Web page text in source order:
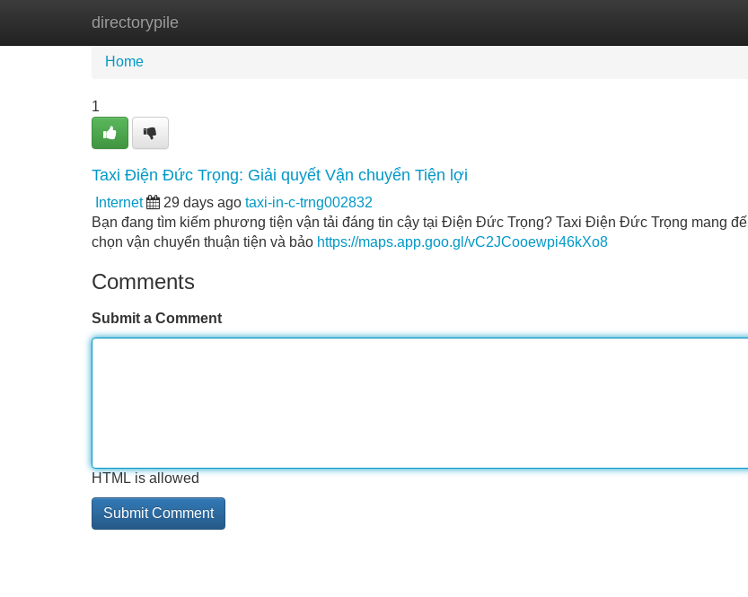
directorypile
Home
Home
1
Taxi Điện Đức Trọng: Giải quyết Vận chuyển Tiện lợi
Internet 29 days ago taxi-in-c-trng002832
Bạn đang tìm kiếm phương tiện vận tải đáng tin cậy tại Điện Đức Trọng? Taxi Điện Đức Trọng mang
chọn vận chuyển thuận tiện và bảo https://maps.app.goo.gl/vC2JCooewpi46kXo8
Comments
Submit a Comment
HTML is allowed